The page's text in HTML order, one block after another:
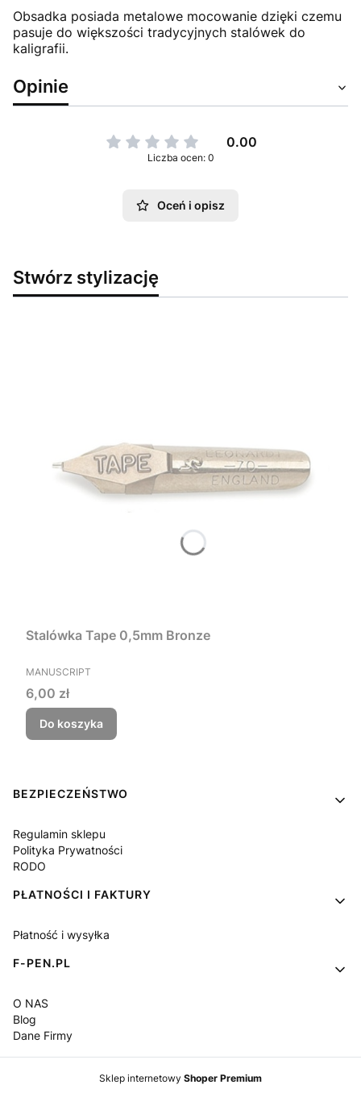
Obsadka posiada metalowe mocowanie dzięki czemu
pasuje do większości tradycyjnych stalówek do
kaligrafii.
Opinie
0.00
Liczba ocen: 0
Oceń i opisz
Stwórz stylizację
Stalówka Tape 0,5mm Bronze
PRODUCENT
MANUSCRIPT
Cena
6,00 zł
Do koszyka
Linki w stopce
BEZPIECZEŃSTWO
Regulamin sklepu
Polityka Prywatności
RODO
PŁATNOŚCI I FAKTURY
Płatność i wysyłka
F-PEN.PL
O NAS
Blog
Dane Firmy
Sklep internetowy Shoper Premium